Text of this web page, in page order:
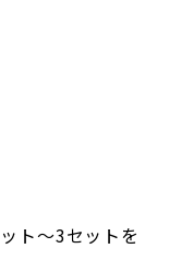
ト〜3セットを